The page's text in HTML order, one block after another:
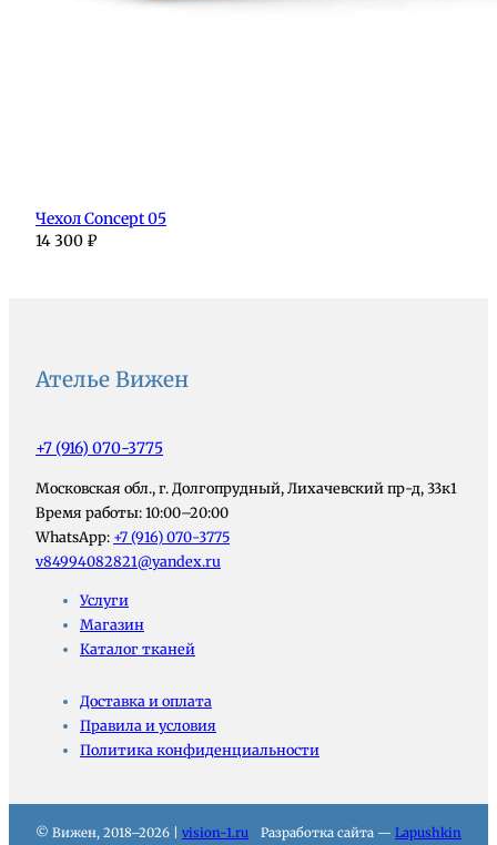
Чехол Concept 05
14 300 ₽
Ателье Вижен
+7 (916) 070-3775
Московская обл., г. Долгопрудный, Лихачевский пр-д, 33к1
Время работы: 10:00–20:00
WhatsApp: +7 (916) 070-3775
v84994082821@yandex.ru
Услуги
Магазин
Каталог тканей
Доставка и оплата
Правила и условия
Политика конфиденциальности
© Вижен, 2018–2026 | vision-1.ru Разработка сайта — Lapushkin